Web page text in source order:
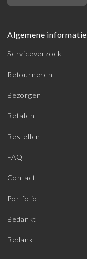
Algemene informatie
Serviceverzoek
Retourneren
Bezorgen
Betalen
Bestellen
FAQ
Contact
Portfolio
Bedankt
Bedankt